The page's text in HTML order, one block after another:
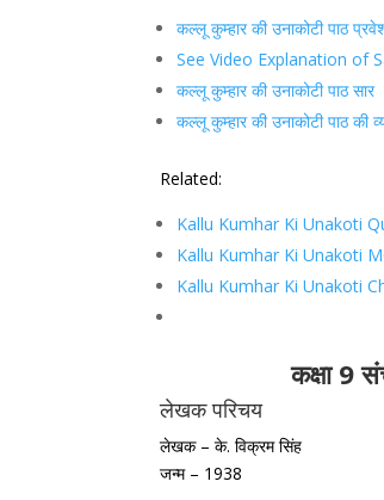
कल्लू कुम्हार की उनाकोटी पाठ
See Video Explanation of
कल्लू कुम्हार की उनाकोटी पाठ सार
कल्लू कुम्हार की उनाकोटी पाठ की
Related:
Kallu Kumhar Ki Unakoti
Kallu Kumhar Ki Unakoti
Kallu Kumhar Ki Unakoti
कक्षा 9
लेखक परिचय
लेखक – के. विक्रम सिंह
जन्म – 1938